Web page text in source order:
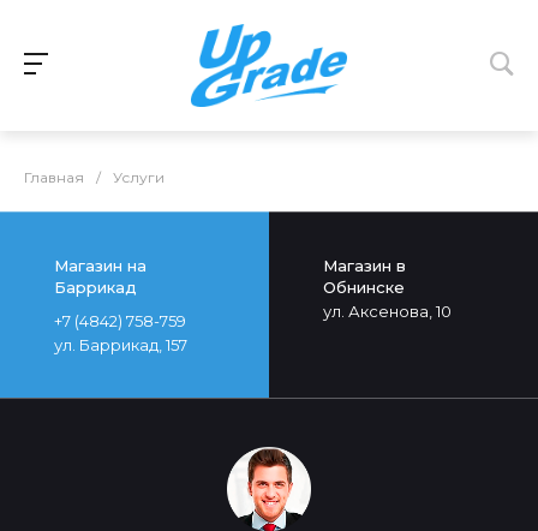
Главная / Услуги
Магазин на
Баррикад
+7 (4842) 758-759
ул. Баррикад, 157
Магазин в
Обнинске
ул. Аксенова, 10